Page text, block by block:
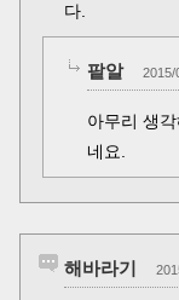
다.
팥알 2015/
아무리 생
네요.
해바라기